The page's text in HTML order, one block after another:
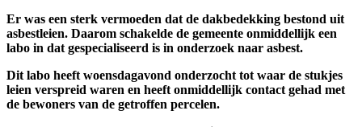
Er was een sterk vermoeden dat de dakbedekking bestond uit
asbestleien. Daarom schakelde de gemeente onmiddellijk een
labo in dat gespecialiseerd is in onderzoek naar asbest.
Dit labo heeft woensdagavond onderzocht tot waar de stukjes
leien verspreid waren en heeft onmiddellijk contact gehad met
de bewoners van de getroffen percelen.